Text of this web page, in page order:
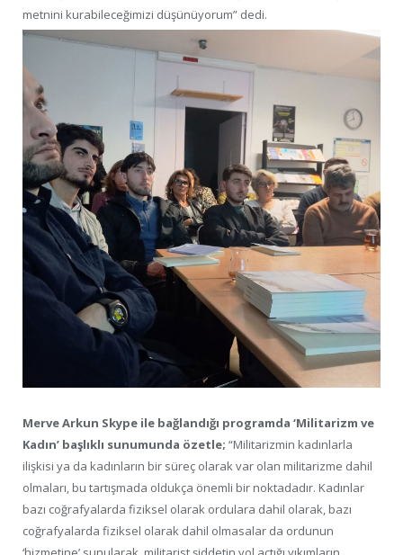
metnini kurabileceğimizi düşünüyorum” dedi.
Merve Arkun Skype ile bağlandığı programda ‘Militarizm ve
Kadın’ başlıklı sunumunda özetle; “Militarizmin kadınlarla
ilişkisi ya da kadınların bir süreç olarak var olan militarizme dahil
olmaları, bu tartışmada oldukça önemli bir noktadadır. Kadınlar
bazı coğrafyalarda fiziksel olarak ordulara dahil olarak, bazı
coğrafyalarda fiziksel olarak dahil olmasalar da ordunun